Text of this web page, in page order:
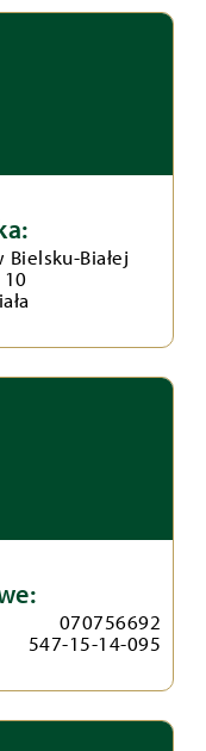
Bielsku-Białej
070756692
547-15-14-095